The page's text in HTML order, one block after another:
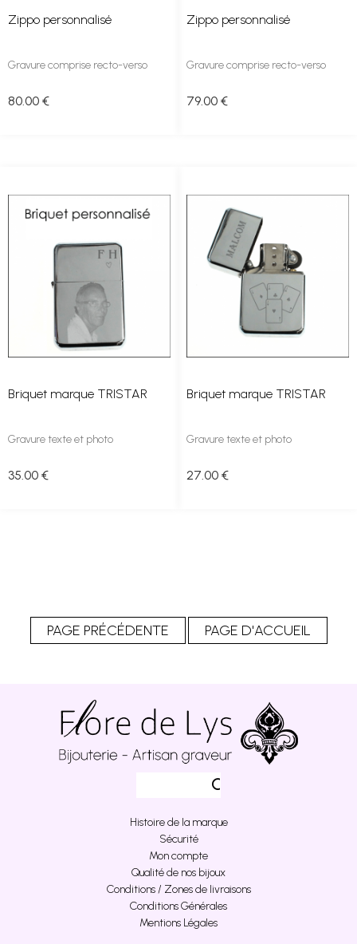
Zippo personnalisé
Gravure comprise recto-verso
80.00 €
Zippo personnalisé
Gravure comprise recto-verso
79.00 €
Briquet marque TRISTAR
Gravure texte et photo
35 .00 €
Briquet marque TRISTAR
Gravure texte et photo
27 .00 €
Histoire de la marque
Sécurité
Mon compte
Qualité de nos bijoux
Conditions / Zones de livraisons
Conditions Générales
Mentions Légales